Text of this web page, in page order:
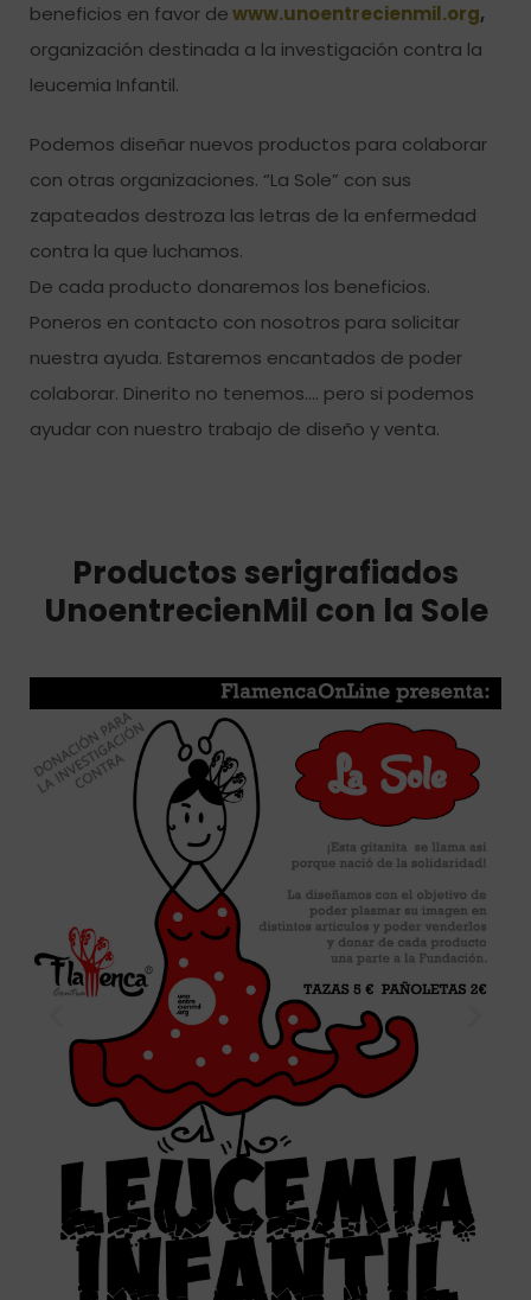
beneficios en favor dewww.unoentrecienmil.org,
organización destinada a la investigación contra la
leucemia Infantil.
Podemos diseñar nuevos productos para colaborar
con otras organizaciones. “La Sole” con sus
zapateados destroza las letras de la enfermedad
contra la que luchamos.
De cada producto donaremos los beneficios.
Poneros en contacto con nosotros para solicitar
nuestra ayuda. Estaremos encantados de poder
colaborar. Dinerito no tenemos…. pero si podemos
ayudar con nuestro trabajo de diseño y venta.
Productos serigrafiados
UnoentrecienMil con la Sole